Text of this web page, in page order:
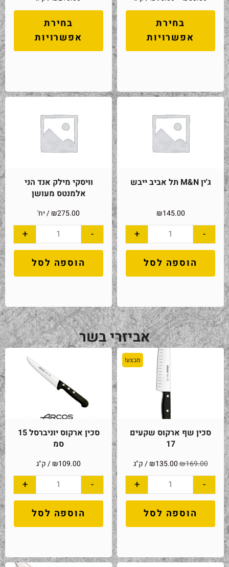
בחירת
אפשרויות
בחירת
אפשרויות
ג'ין M&N תל אביב ייבש
₪145.00
-
+
הוספה לסל
וויסקי מילק אנד הני
אלמנטס מעושן
₪275.00 / יח'
-
+
הוספה לסל
אביזרי בשר
מבצע!
סכין שף ארקוס שקעים
17
₪169.00
₪135.00 / ק"ג
-
+
הוספה לסל
סכין ארקוס יוניברסל 15
סמ
₪109.00 / ק"ג
-
+
הוספה לסל